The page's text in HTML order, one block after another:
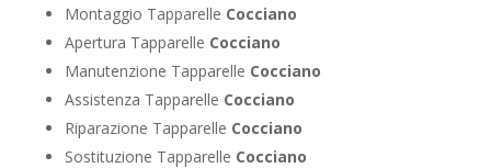
Montaggio Tapparelle Cocciano
Apertura Tapparelle Cocciano
Manutenzione Tapparelle Cocciano
Assistenza Tapparelle Cocciano
Riparazione Tapparelle Cocciano
Sostituzione Tapparelle Cocciano